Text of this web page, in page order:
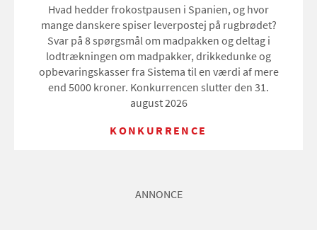
Hvad hedder frokostpausen i Spanien, og hvor
mange danskere spiser leverpostej på rugbrødet?
Svar på 8 spørgsmål om madpakken og deltag i
lodtrækningen om madpakker, drikkedunke og
opbevaringskasser fra Sistema til en værdi af mere
end 5000 kroner. Konkurrencen slutter den 31.
august 2026
KONKURRENCE
ANNONCE